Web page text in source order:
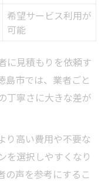
希望サービス利用が
可能
に見積もりを依頼す
島市では、業者ごと
丁寧さに大きな差が
り高い費用や不要な
を選択しやすくなり
の声を参考にするこ